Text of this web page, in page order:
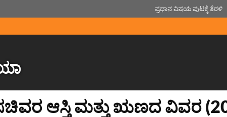
ಪ್ರಧಾನ ವಿಷಯ ಪುಟಕ್ಕೆ ತೆರಳಿ
ಆಸ್ತಿ ಮತ್ತು ಋಣದ ವಿವರ